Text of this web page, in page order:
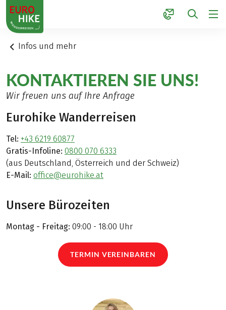
1
Infos und mehr
KONTAKTIEREN SIE UNS!
Wir freuen uns auf Ihre Anfrage
Eurohike Wanderreisen
Tel: +43 6219 60877
Gratis-Infoline: 0800 070 6333
(aus Deutschland, Österreich und der Schweiz)
E-Mail: office@eurohike.at
Unsere Bürozeiten
Montag - Freitag: 09:00 - 18:00 Uhr
TERMIN VEREINBAREN